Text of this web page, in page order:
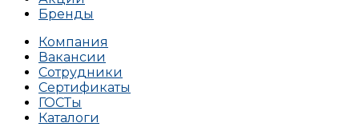
Бренды
Компания
Вакансии
Сотрудники
Сертификаты
ГОСТы
Каталоги